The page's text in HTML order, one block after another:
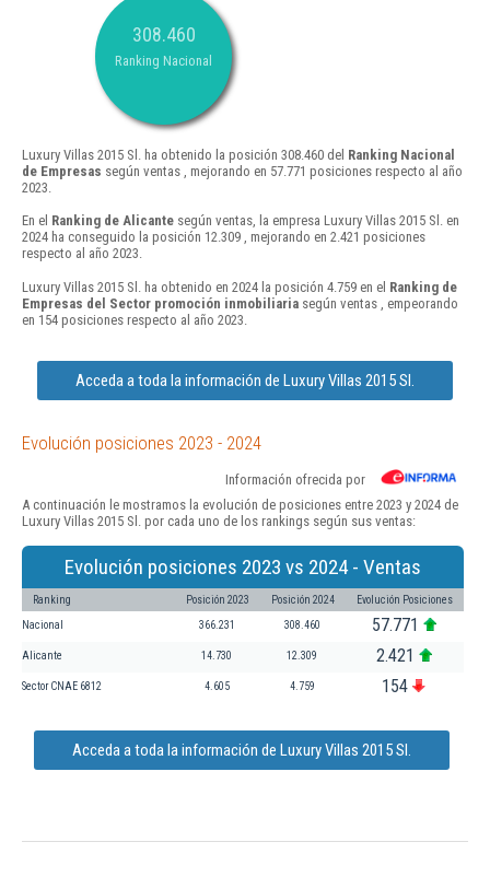
308.460
Ranking Nacional
Luxury Villas 2015 Sl. ha obtenido la posición 308.460 del Ranking Nacional
de Empresas según ventas , mejorando en 57.771 posiciones respecto al año
2023.
En el Ranking de Alicante según ventas, la empresa Luxury Villas 2015 Sl. en
2024 ha conseguido la posición 12.309 , mejorando en 2.421 posiciones
respecto al año 2023.
Luxury Villas 2015 Sl. ha obtenido en 2024 la posición 4.759 en el Ranking de
Empresas del Sector promoción inmobiliaria según ventas , empeorando
en 154 posiciones respecto al año 2023.
Acceda a toda la información de Luxury Villas 2015 Sl.
Evolución posiciones 2023 - 2024
Información ofrecida por
A continuación le mostramos la evolución de posiciones entre 2023 y 2024 de
Luxury Villas 2015 Sl. por cada uno de los rankings según sus ventas:
Evolución posiciones 2023 vs 2024 - Ventas
Ranking Posición 2023 Posición 2024 Evolución Posiciones
Nacional 366.231 308.460 57.771
Alicante 14.730 12.309 2.421
Sector CNAE 6812 4.605 4.759 154
Acceda a toda la información de Luxury Villas 2015 Sl.